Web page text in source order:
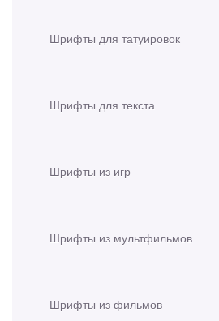
Шрифты для татуировок
Шрифты для текста
Шрифты из игр
Шрифты из мультфильмов
Шрифты из фильмов